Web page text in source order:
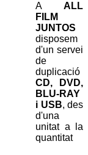
A
ALL
FILM
JUNTOS
disposem
d'un servei
de
duplicació
CD, DVD,
BLU-RAY
i USB, des
d'una
unitat a la
quantitat